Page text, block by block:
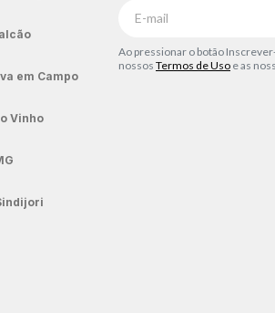
em Campo
Vinho
Ao pressionar o botão
nossos Termos de Uso e as